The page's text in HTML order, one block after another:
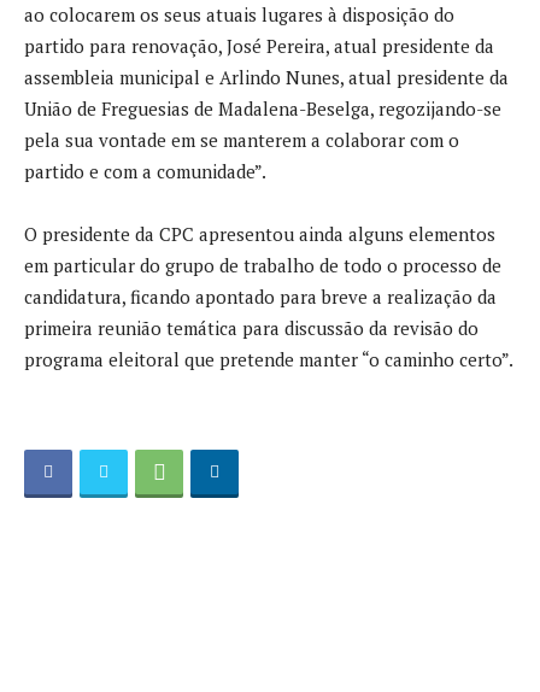
ao colocarem os seus atuais lugares à disposição do
partido para renovação, José Pereira, atual presidente da
assembleia municipal e Arlindo Nunes, atual presidente da
União de Freguesias de Madalena-Beselga, regozijando-se
pela sua vontade em se manterem a colaborar com o
partido e com a comunidade”.
O presidente da CPC apresentou ainda alguns elementos
em particular do grupo de trabalho de todo o processo de
candidatura, ficando apontado para breve a realização da
primeira reunião temática para discussão da revisão do
programa eleitoral que pretende manter “o caminho certo”.